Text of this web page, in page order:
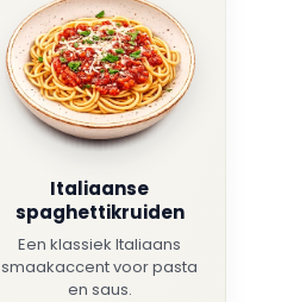
Italiaanse
spaghettikruiden
Een klassiek Italiaans
smaakaccent voor pasta
en saus.